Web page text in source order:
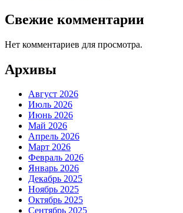
Свежие комментарии
Нет комментариев для просмотра.
Архивы
Август 2026
Июль 2026
Июнь 2026
Май 2026
Апрель 2026
Март 2026
Февраль 2026
Январь 2026
Декабрь 2025
Ноябрь 2025
Октябрь 2025
Сентябрь 2025